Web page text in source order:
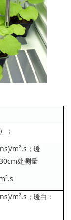
；
m².s；暖
处测量
m².s；暖白：